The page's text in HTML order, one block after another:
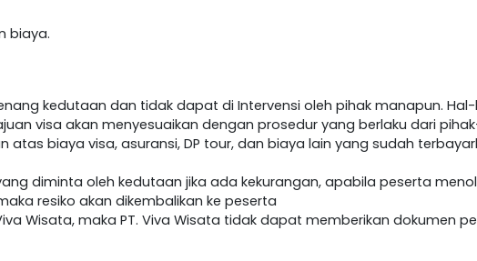
biaya.
kedutaan dan tidak dapat di Intervensi oleh pihak manapun.
visa akan menyesuaikan dengan prosedur yang berlaku dari
biaya visa, asuransi, DP tour, dan biaya lain yang sudah
diminta oleh kedutaan jika ada kekurangan, apabila peserta
resiko akan dikembalikan ke peserta
Wisata, maka PT. Viva Wisata tidak dapat memberikan dokumen